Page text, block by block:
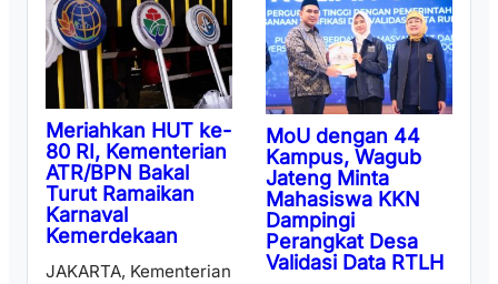
Meriahkan HUT ke-
80 RI, Kementerian
ATR/BPN Bakal
Turut Ramaikan
Karnaval
Kemerdekaan
JAKARTA, Kementerian
MoU dengan 44
Kampus, Wagub
Jateng Minta
Mahasiswa KKN
Dampingi
Perangkat Desa
Validasi Data RTLH